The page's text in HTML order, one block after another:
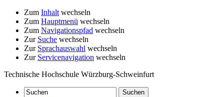
Zum Inhalt wechseln
Zum Hauptmenü wechseln
Zum Navigationspfad wechseln
Zur Suche wechseln
Zur Sprachauswahl wechseln
Zur Servicenavigation wechseln
Technische Hochschule Würzburg-Schweinfurt